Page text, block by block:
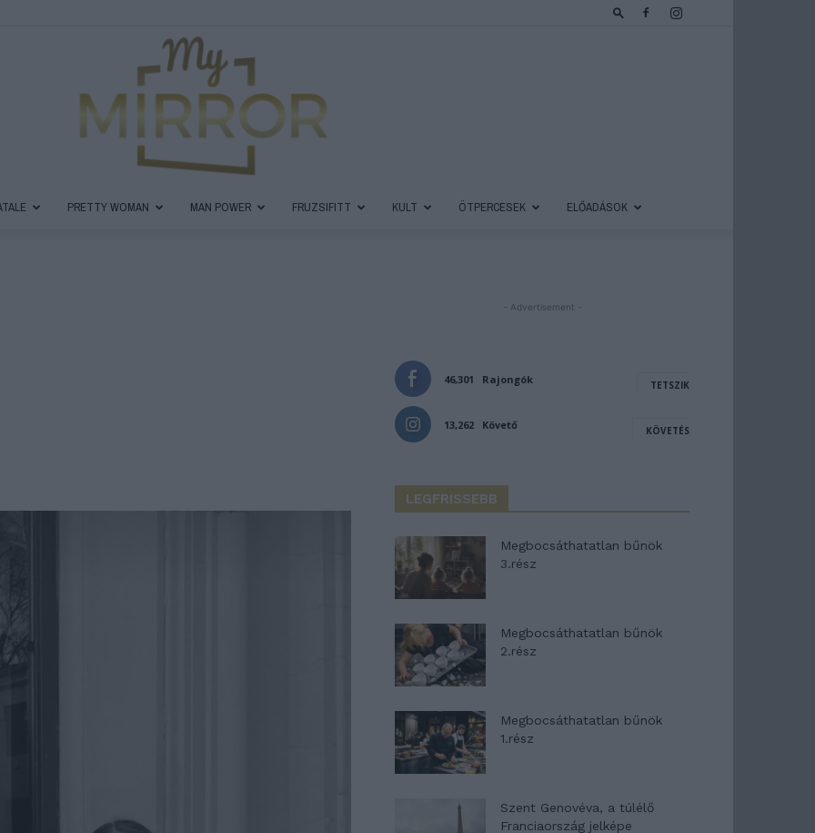
PRETTY WOMAN MAN POWER FRUZSIFITT KULT ÖTPERCESEK ELŐADÁSOK
- Advertisement -
46,301 Rajongók TETSZIK
13,262 Követő KÖVETÉS
LEGFRISSEBB
Megbocsáthatatlan bűnök
3.rész
Megbocsáthatatlan bűnök
2.rész
Megbocsáthatatlan bűnök
1.rész
Szent Genovéva, a túlélő
Franciaország jelképe